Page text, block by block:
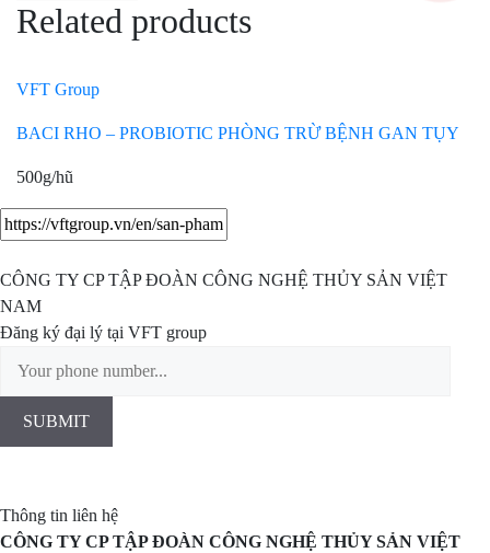
Related products
VFT Group
BACI RHO – PROBIOTIC PHÒNG TRỪ BỆNH GAN TỤY
500g/hũ
CÔNG TY CP TẬP ĐOÀN CÔNG NGHỆ THỦY SẢN VIỆT
NAM
Đăng ký đại lý tại VFT group
Thông tin liên hệ
CÔNG TY CP TẬP ĐOÀN CÔNG NGHỆ THỦY SẢN VIỆT